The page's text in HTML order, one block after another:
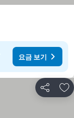
요금 보기
공유 즐